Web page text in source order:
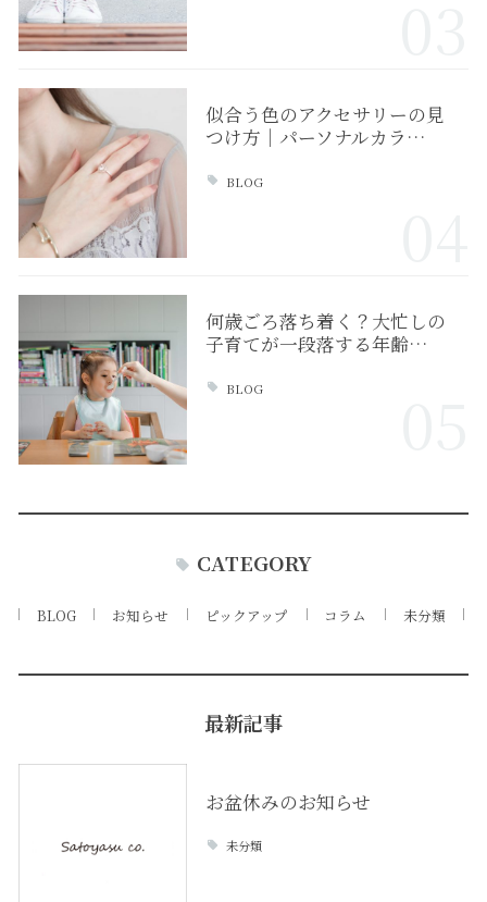
似合う色のアクセサリーの見
つけ方｜パーソナルカラ…
BLOG
何歳ごろ落ち着く？大忙しの
子育てが一段落する年齢…
BLOG
CATEGORY
BLOG お知らせ ピックアップ コラム 未分類
最新記事
お盆休みのお知らせ
未分類